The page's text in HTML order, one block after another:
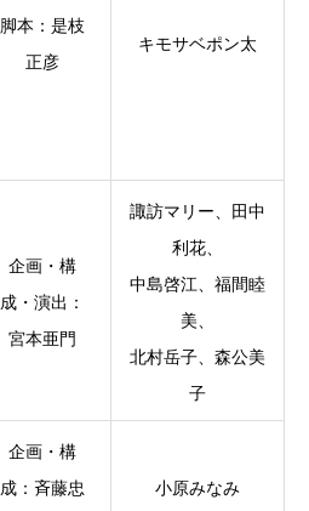
脚本：是枝
正彦
キモサベポン太
企画・構
成・演出：
宮本亜門
諏訪マリー、田中
利花、
中島啓江、福間睦
美、
北村岳子、森公美
子
企画・構
成：斉藤忠
小原みなみ